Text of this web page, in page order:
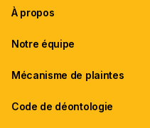
À propos
Notre équipe
Mécanisme de plaintes
Code de déontologie